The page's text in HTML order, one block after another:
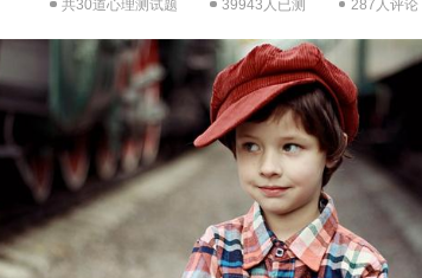
共30道心理测试题 39943人已测 287人评论